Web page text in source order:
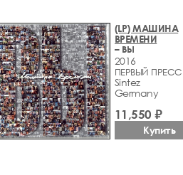
(LP) МАШИНА
ВРЕМЕНИ
– ВЫ
2016
ПЕРВЫЙ ПРЕСС
Sintez
Germany
11,550 ₽
Купить